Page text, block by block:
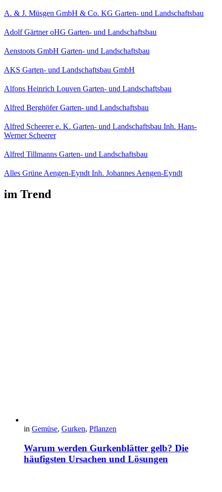
A. & J. Müsgen GmbH & Co. KG Garten- und Landschaftsbau
Adolf Gärtner oHG Garten- und Landschaftsbau
Aenstoots GmbH Garten- und Landschaftsbau
AKS Garten- und Landschaftsbau GmbH
Alfons Heinrich Louven Garten- und Landschaftsbau
Alfred Berghöfer Garten- und Landschaftsbau
Alfred Scheerer e. K. Garten- und Landschaftsbau Inh. Hans-
Werner Scheerer
Alfred Tillmanns Garten- und Landschaftsbau
Alles Grüne Aengen-Eyndt Inh. Johannes Aengen-Eyndt
im Trend
in Gemüse, Gurken, Pflanzen
Warum werden Gurkenblätter gelb? Die
häufigsten Ursachen und Lösungen